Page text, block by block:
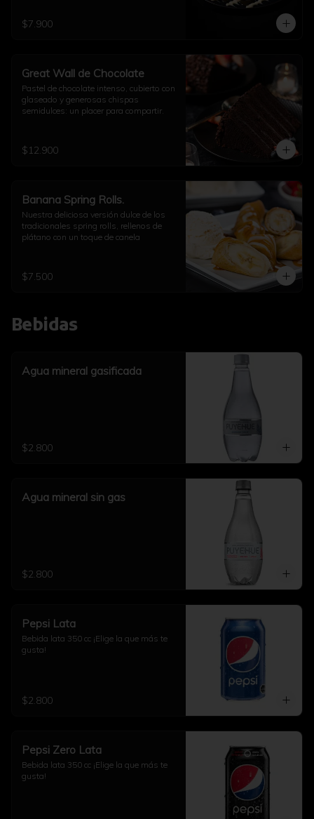
$7.900
Great Wall de Chocolate
Pastel de chocolate intenso, cubierto con
glaseado y generosas chispas
semidulces: un placer para compartir.
$12.900
Banana Spring Rolls.
Nuestra deliciosa versión dulce de los
tradicionales spring rolls, rellenos de
plátano con un toque de canela
$7.500
Bebidas
Agua mineral gasificada
$2.800
Agua mineral sin gas
$2.800
Pepsi Lata
Bebida lata 350 cc ¡Elige la que más te
gusta!
$2.800
Pepsi Zero Lata
Bebida lata 350 cc ¡Elige la que más te
gusta!